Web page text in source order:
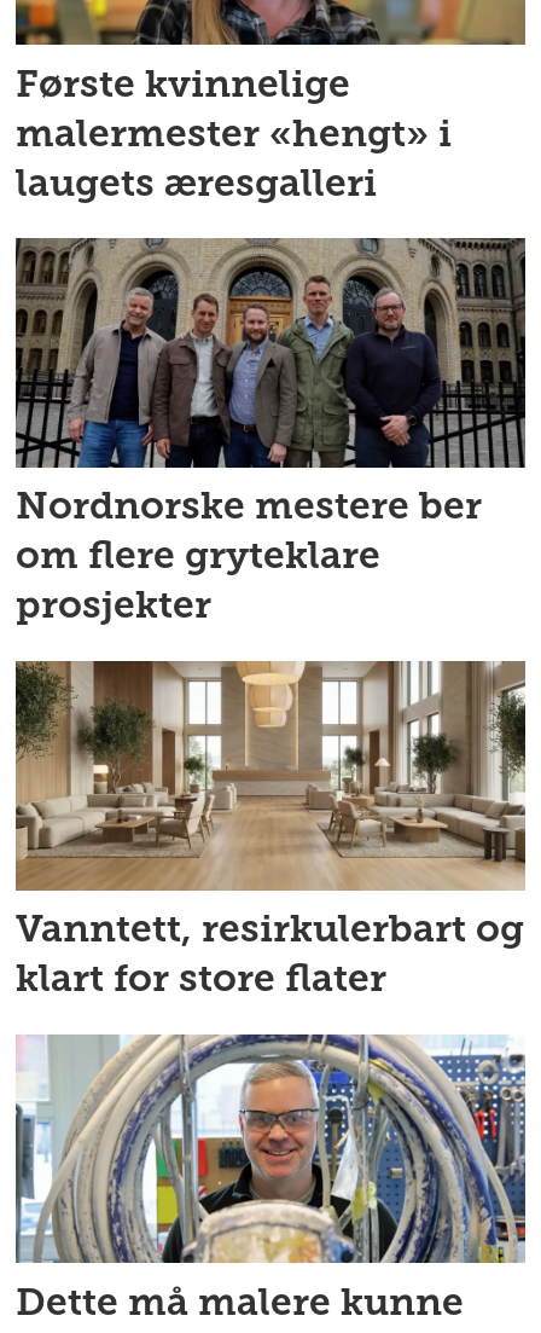
Første kvinnelige
malermester «hengt» i
laugets æresgalleri
Nordnorske mestere ber
om flere gryteklare
prosjekter
Vanntett, resirkulerbart og
klart for store flater
Dette må malere kunne